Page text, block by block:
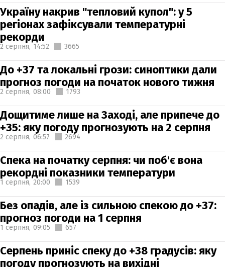
Україну накрив "тепловий купол": у 5
регіонах зафіксували температурні
рекорди
2 серпня, 14:52 3665
До +37 та локальні грози: синоптики дали
прогноз погоди на початок нового тижня
2 серпня, 08:00 1793
Дощитиме лише на Заході, але припече до
+35: яку погоду прогнозують на 2 серпня
2 серпня, 06:57 2694
Спека на початку серпня: чи поб'є вона
рекордні показники температури
1 серпня, 20:00 1539
Без опадів, але із сильною спекою до +37:
прогноз погоди на 1 серпня
1 серпня, 09:05 657
Серпень приніс спеку до +38 градусів: яку
погоду прогнозують на вихідні